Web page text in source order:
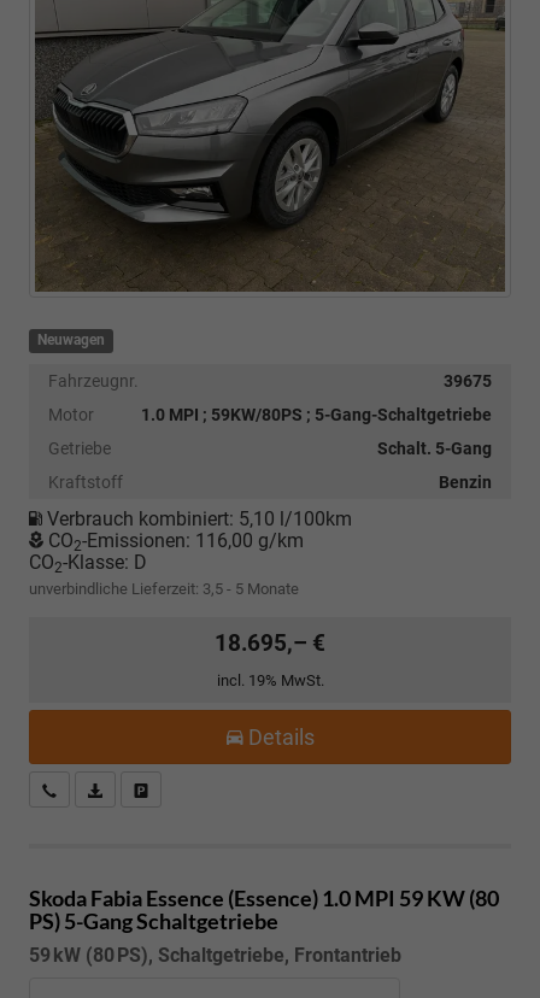
Neuwagen
Fahrzeugnr.
39675
Motor
1.0 MPI ; 59KW/80PS ; 5-Gang-Schaltgetriebe
Getriebe
Schalt. 5-Gang
Kraftstoff
Benzin
Verbrauch kombiniert: 5,10 l/100km
CO2-Emissionen: 116,00 g/km
CO2-Klasse: D
unverbindliche Lieferzeit: 3,5 - 5 Monate
18.695,– €
incl. 19% MwSt.
Details
Kostenloser Rückruf-Service
PDF-Datei, Fahrzeugexposé drucken
Skoda FabiaEssence (Essence) 1.0 MPI 59 KW (80
PS) 5-Gang Schaltgetriebe
59 kW (80 PS), Schaltgetriebe, Frontantrieb